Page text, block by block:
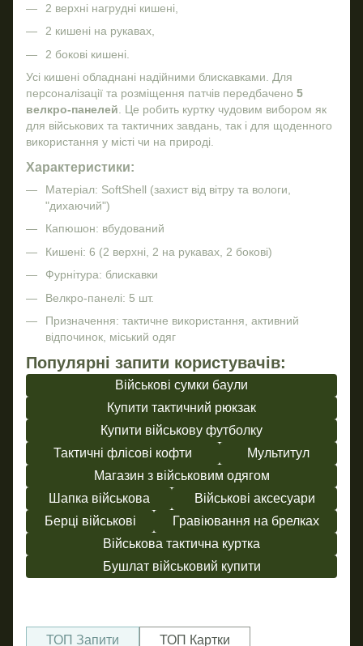
2 верхні нагрудні кишені,
2 кишені на рукавах,
2 бокові кишені.
Усі кишені обладнані надійними блискавками. Для
персоналізації та розміщення патчів передбачено 5
велкро-панелей . Це робить куртку чудовим вибором як
для військових та тактичних завдань, так і для щоденного
використання у місті чи на природі.
Характеристики:
Матеріал: SoftShell (захист від вітру та вологи,
"дихаючий")
Капюшон: вбудований
Кишені: 6 (2 верхні, 2 на рукавах, 2 бокові)
Фурнітура: блискавки
Велкро-панелі: 5 шт.
Призначення: тактичне використання, активний
відпочинок, міський одяг
Популярні запити користувачів:
Військові сумки баули
Купити тактичний рюкзак
Купити військову футболку
Тактичні флісові кофти
Мультитул
Магазин з військовим одягом
Шапка військова
Військові аксесуари
Берці військові
Гравіювання на брелках
Військова тактична куртка
Бушлат військовий купити
ТОП Запити ТОП Картки